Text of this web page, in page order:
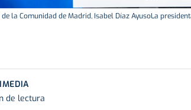
la Comunidad de Madrid, Isabel Díaz AyusoLa
de lectura